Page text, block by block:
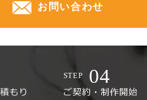
お問い合わせ